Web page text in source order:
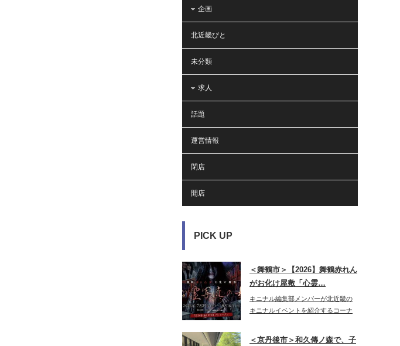
企画
北近畿びと
未分類
求人
話題
運営情報
閉店
開店
PICK UP
＜舞鶴市＞【2026】舞鶴赤れん
がお化け屋敷「心霊…
キニナル編集部メンバーが北近畿の
キニナルイベントを紹介するコーナ
＜京丹後市＞和久傳ノ森で、子